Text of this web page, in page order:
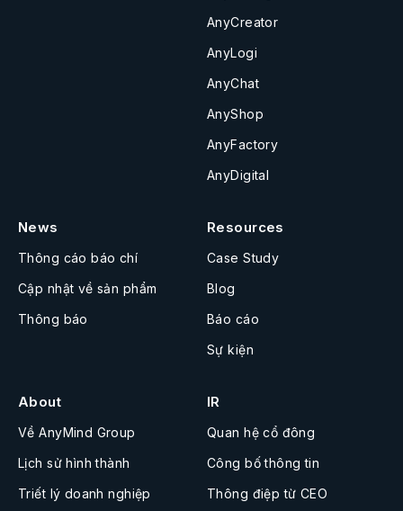
AnyCreator
AnyLogi
AnyChat
AnyShop
AnyFactory
AnyDigital
News
Thông cáo báo chí
Cập nhật về sản phẩm
Thông báo
Resources
Case Study
Blog
Báo cáo
Sự kiện
About
Về AnyMind Group
Lịch sử hình thành
Triết lý doanh nghiệp
IR
Quan hệ cổ đông
Công bố thông tin
Thông điệp từ CEO